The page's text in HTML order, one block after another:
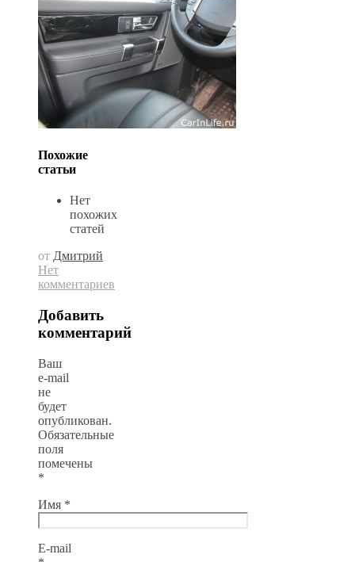
Похожие
статьи
Нет
похожих
статей
от Дмитрий
Нет
комментариев
Добавить
комментарий
Ваш
e-mail
не
будет
опубликован.
Обязательные
поля
помечены
*
Имя *
E-mail